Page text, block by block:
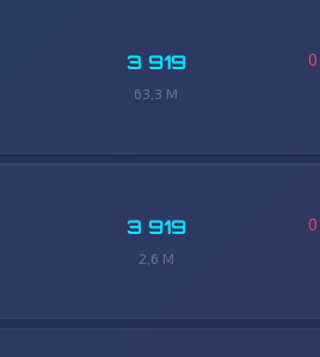
3 919
63,3 M
0
3 919
2,6 M
0